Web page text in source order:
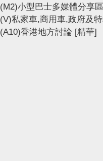
(M2)小型巴士多媒體分享區
(V)私家車,商用車,政府及
(A10)香港地方討論 [精華]